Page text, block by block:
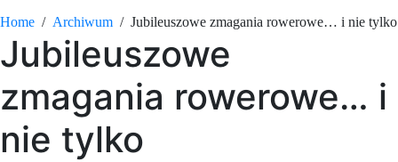
Home Archiwum Jubileuszowe zmagania rowerowe… i nie tylko
Jubileuszowe
zmagania rowerowe… i
nie tylko